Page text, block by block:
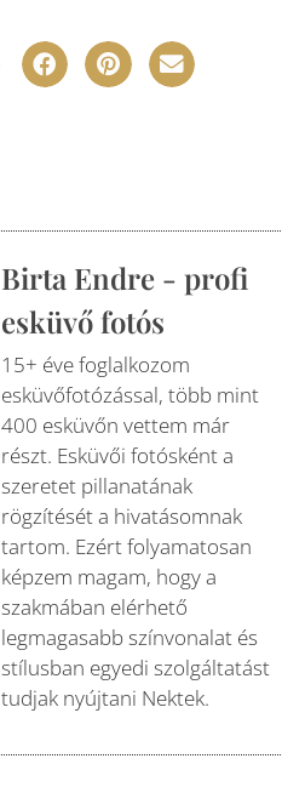
Birta Endre - profi
esküvő fotós
15+ éve foglalkozom
esküvőfotózással, több mint
400 esküvőn vettem már
részt. Esküvői fotósként a
szeretet pillanatának
rögzítését a hivatásomnak
tartom. Ezért folyamatosan
képzem magam, hogy a
szakmában elérhető
legmagasabb színvonalat és
stílusban egyedi szolgáltatást
tudjak nyújtani Nektek.